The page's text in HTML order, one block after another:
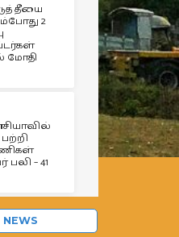
தீயை
2
மோதி
பலி – 41